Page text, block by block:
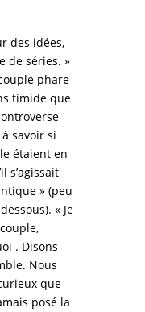
des idées,
de séries. »
phare
timide que
savoir si
étaient en
s’agissait
» (peu
« Je
. Disons
Nous
que
posé la